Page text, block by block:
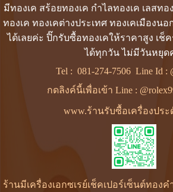
มีทองเค สร้อยทองเค กำไลทองเค เลสท
ทองเค ทองเคต่างประเทศ ทองเคเมืองน
ได้เลยค่ะ ปิ๊กรับซื้อทองเคให้ราคาสูง เช็
ได้ทุกวัน ไม่มีวันหยุด
Tel :081-274-7506 Line Id :
กดลิงค์นี้เพื่อเข้า Line :
www.ร้านรับซื้อเครื่องประ
ร้านมีเครื่องเอกซเรย์เช็คเปอร์เซ็นต์ทอง